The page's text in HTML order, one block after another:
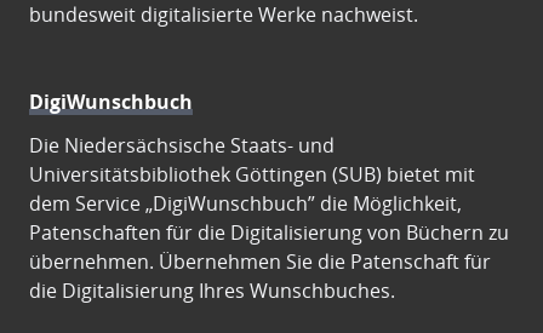
bundesweit digitalisierte Werke nachweist.
DigiWunschbuch
Die Niedersächsische Staats- und
Universitätsbibliothek Göttingen (SUB) bietet mit
dem Service „DigiWunschbuch” die Möglichkeit,
Patenschaften für die Digitalisierung von Büchern zu
übernehmen. Übernehmen Sie die Patenschaft für
die Digitalisierung Ihres Wunschbuches.